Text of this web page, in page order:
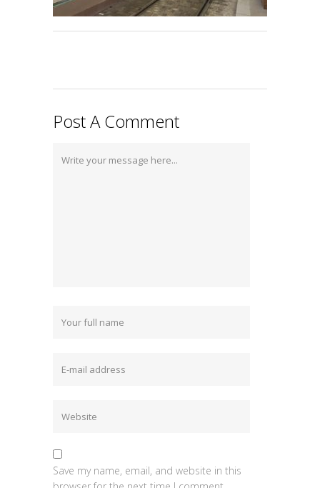
Post A Comment
Save my name, email, and website in this